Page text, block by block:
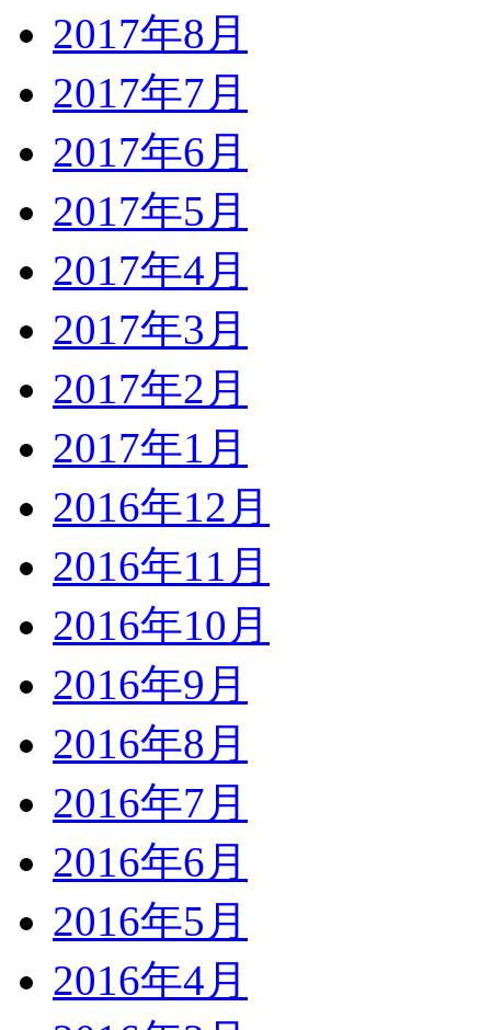
2017年8月
2017年7月
2017年6月
2017年5月
2017年4月
2017年3月
2017年2月
2017年1月
2016年12月
2016年11月
2016年10月
2016年9月
2016年8月
2016年7月
2016年6月
2016年5月
2016年4月